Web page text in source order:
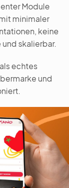
Module
minimaler
keine
skalierbar.
echtes
und